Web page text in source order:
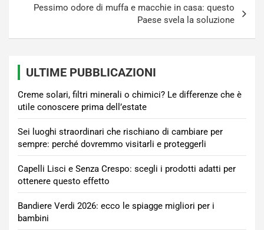
Pessimo odore di muffa e macchie in casa: questo
Paese svela la soluzione
ULTIME PUBBLICAZIONI
Creme solari, filtri minerali o chimici? Le differenze che è
utile conoscere prima dell’estate
Sei luoghi straordinari che rischiano di cambiare per
sempre: perché dovremmo visitarli e proteggerli
Capelli Lisci e Senza Crespo: scegli i prodotti adatti per
ottenere questo effetto
Bandiere Verdi 2026: ecco le spiagge migliori per i
bambini